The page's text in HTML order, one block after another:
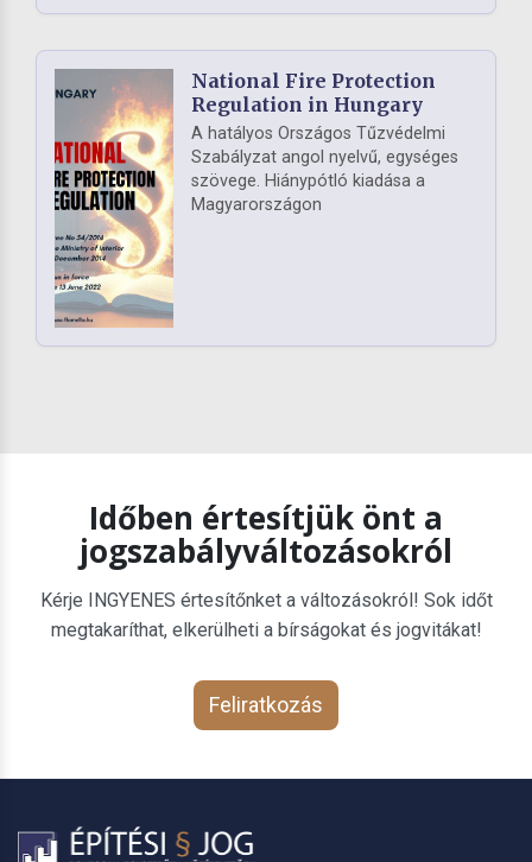
National Fire Protection
Regulation in Hungary
A hatályos Országos Tűzvédelmi
Szabályzat angol nyelvű, egységes
szövege. Hiánypótló kiadása a
Magyarországon
Időben értesítjük önt a
jogszabályváltozásokról
Kérje INGYENES értesítőnket a változásokról! Sok időt
megtakaríthat, elkerülheti a bírságokat és jogvitákat!
Feliratkozás